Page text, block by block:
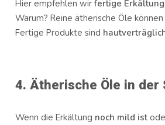
Hier empfehlen wirfertige
Warum? Reine ätherische Öle
Fertige Produkte sind
4. Ätherische Öle in der
Wenn die Erkältung noch mild ist